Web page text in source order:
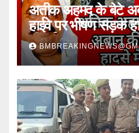
अतीक अहमद के बेटे
हाईवे पर भीषण सड़क
भी गई जान